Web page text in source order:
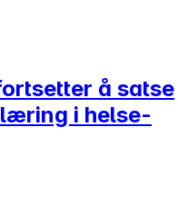
å satse
i helse-